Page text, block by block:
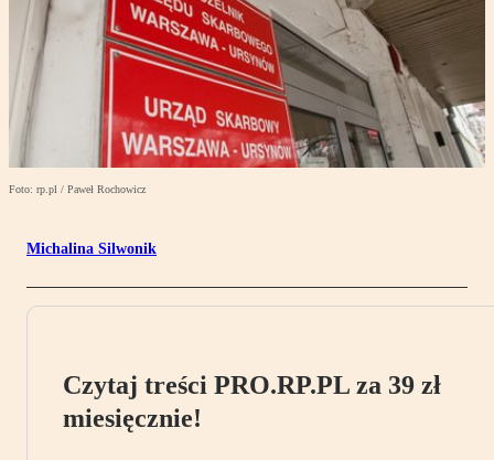
Foto: rp.pl / Paweł Rochowicz
Michalina Silwonik
Czytaj treści PRO.RP.PL za 39 zł
miesięcznie!